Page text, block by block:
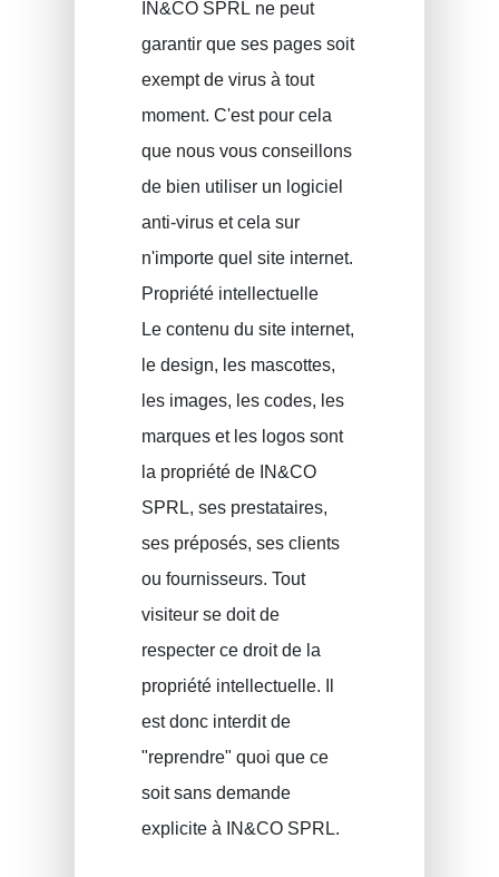
IN&CO SPRL ne peut
garantir que ses pages soit
exempt de virus à tout
moment. C'est pour cela
que nous vous conseillons
de bien utiliser un logiciel
anti-virus et cela sur
n'importe quel site internet.
Propriété intellectuelle
Le contenu du site internet,
le design, les mascottes,
les images, les codes, les
marques et les logos sont
la propriété de IN&CO
SPRL, ses prestataires,
ses préposés, ses clients
ou fournisseurs. Tout
visiteur se doit de
respecter ce droit de la
propriété intellectuelle. Il
est donc interdit de
"reprendre" quoi que ce
soit sans demande
explicite à IN&CO SPRL.
PLCI pour les indépendants
EIP pour les sociétés
INAMI pour les médecins